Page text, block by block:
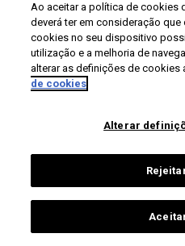
Ao aceitar a política de cookies
deverá ter em consideração
cookies no seu dispositivo
utilização e a melhoria de
alterar as definições de cookies
de cookies
Alterar